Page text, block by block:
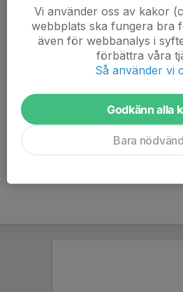
Position
Målvakt
Vi använder oss av kakor
webbplats ska fungera bra
även för webbanalys i
förbättra våra
Så använder vi
Godkänn alla
Bara